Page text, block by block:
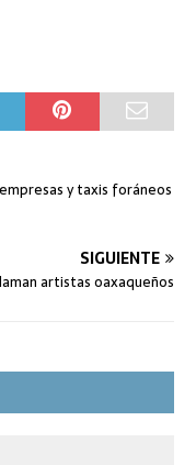
y taxis foráneos
SIGUIENTE
artistas oaxaqueños